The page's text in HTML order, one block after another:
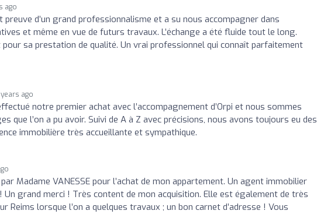
ago
preuve d’un grand professionnalisme et a su nous accompagner dans
et même en vue de futurs travaux. L’échange a été fluide tout le long.
sa prestation de qualité. Un vrai professionnel qui connaît parfaitement
ago
notre premier achat avec l’accompagnement d’Orpi et nous sommes
que l’on a pu avoir. Suivi de A à Z avec précisions, nous avons toujours eu des
immobilière très accueillante et sympathique.
Madame VANESSE pour l’achat de mon appartement. Un agent immobilier
grand merci ! Très content de mon acquisition. Elle est également de très
Reims lorsque l’on a quelques travaux ; un bon carnet d’adresse ! Vous